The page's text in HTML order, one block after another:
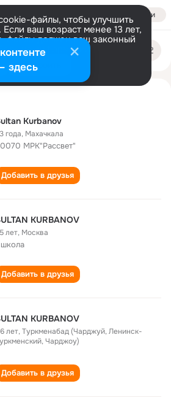
Войти
файлы, чтобы улучшить
ваш возраст менее 13 лет,
файлы должен ваш законный
Больше информации
Настроить
Kurbanov
года, Махачкала
МРК"Рассвет"
Добавить в друзья
KURBANOV
лет, Москва
школа
Добавить в друзья
КURBANOV
лет,Туркменабад (Чарджуй, Ленинск-
Чарджоу)
Добавить в друзья
здесь